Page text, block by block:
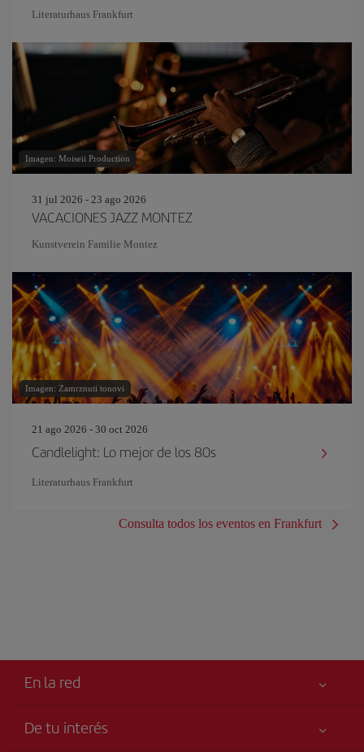
Literaturhaus Frankfurt
Imagen: Moiseii Production
31 jul 2026 - 23 ago 2026
VACACIONES JAZZ MONTEZ
Kunstverein Familie Montez
Imagen: Zamrznuti tonovi
21 ago 2026 - 30 oct 2026
Candlelight: Lo mejor de los 80s
Literaturhaus Frankfurt
Consulta todos los eventos en Frankfurt
En la red
De tu interés